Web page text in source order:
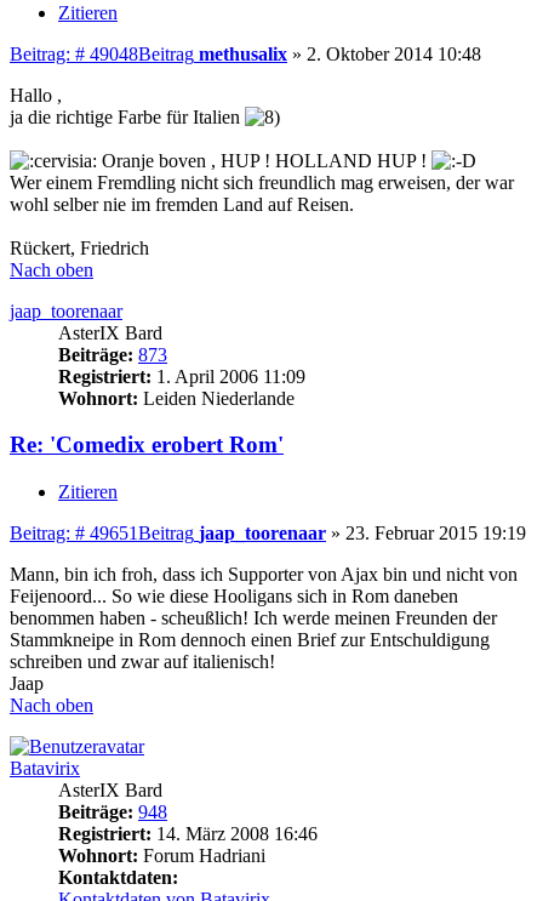
Zitieren
Beitrag: # 49048Beitrag methusalix » 2. Oktober 2014 10:48
Hallo ,
ja die richtige Farbe für Italien
Oranje boven , HUP ! HOLLAND HUP !
Wer einem Fremdling nicht sich freundlich mag erweisen, der war
wohl selber nie im fremden Land auf Reisen.
Rückert, Friedrich
Nach oben
jaap_toorenaar
AsterIX Bard
Beiträge: 873
Registriert: 1. April 2006 11:09
Wohnort: Leiden Niederlande
Re: 'Comedix erobert Rom'
Zitieren
Beitrag: # 49651Beitrag jaap_toorenaar » 23. Februar 2015 19:19
Mann, bin ich froh, dass ich Supporter von Ajax bin und nicht von
Feijenoord... So wie diese Hooligans sich in Rom daneben
benommen haben - scheußlich! Ich werde meinen Freunden der
Stammkneipe in Rom dennoch einen Brief zur Entschuldigung
schreiben und zwar auf italienisch!
Jaap
Nach oben
Batavirix
AsterIX Bard
Beiträge: 948
Registriert: 14. März 2008 16:46
Wohnort: Forum Hadriani
Kontaktdaten: